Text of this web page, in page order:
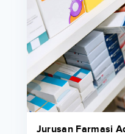
Jurusan Farmasi